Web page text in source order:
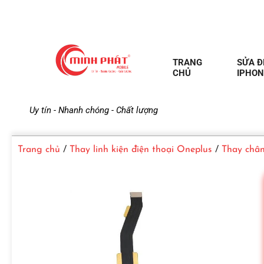
M
i
Uy tín - Nhanh chóng - Chất lượng
TRANG
CHỦ
SỬA
Trang chủ / Thay linh kiện điện thoại Oneplus / Thay